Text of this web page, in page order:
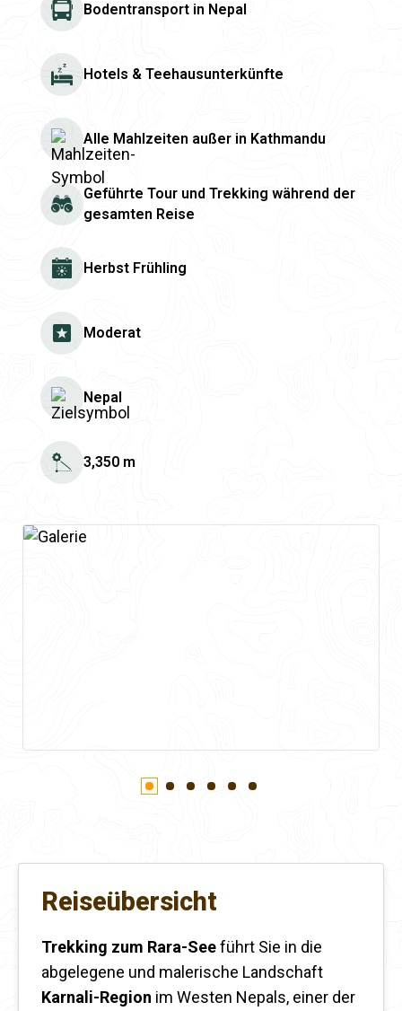
Bodentransport in Nepal
Hotels & Teehausunterkünfte
Alle Mahlzeiten außer in Kathmandu
Geführte Tour und Trekking während der
gesamten Reise
Herbst Frühling
Moderat
Nepal
3,350 m
Reiseübersicht
Trekking zum Rara-Seeführt Sie in die
abgelegene und malerische Landschaft
Karnali-Region im Westen Nepals, einer der